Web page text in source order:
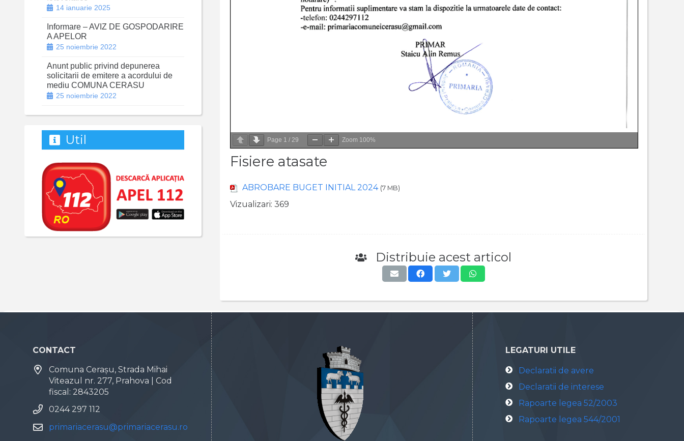
Page 1 / 29 Zoom 100%
Fisiere atasate
ABROBARE BUGET INITIAL 2024 (7 MB)
Vizualizari: 369
Distribuie acest articol
14 ianuarie 2025
Informare – AVIZ DE GOSPODARIRE
A APELOR
25 noiembrie 2022
Anunt public privind depunerea
solicitarii de emitere a acordului de
mediu COMUNA CERASU
25 noiembrie 2022
Util
CONTACT
Comuna Cerașu, Strada Mihai
Viteazul nr. 277, Prahova | Cod
fiscal: 2843205
0244 297 112
primariacerasu@primariacerasu.ro
LEGATURI UTILE
Declaratii de avere
Declaratii de interese
Rapoarte legea 52/2003
Rapoarte legea 544/2001